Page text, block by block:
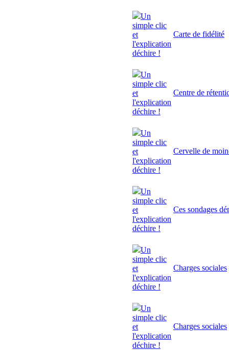
Un
simple clic
et
l'explication
déchire !
Carte de fidélité
Un
simple clic
et
l'explication
déchire !
Centre de
Un
simple clic
et
l'explication
déchire !
Cervelle de
Un
simple clic
et
l'explication
déchire !
Ces sondages
Un
simple clic
et
l'explication
déchire !
Charges sociales
Un
simple clic
et
l'explication
déchire !
Charges sociales